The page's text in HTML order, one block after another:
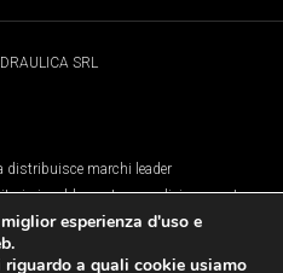
SRL
distribuisce marchi leader
riscaldamento e condizionamento,
ed il risparmio energetico,
doccia, aree benessere,
esperienza d'uso e
a quali cookie usiamo